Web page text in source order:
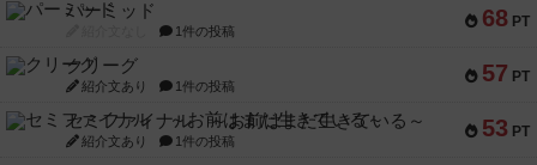
68 PT
パーミッド
1件の投稿
57 PT
クリーグ
紹介文あり 1件の投稿
53 PT
セミファイナル ～お前はまだ生きている～
紹介文あり 1件の投稿